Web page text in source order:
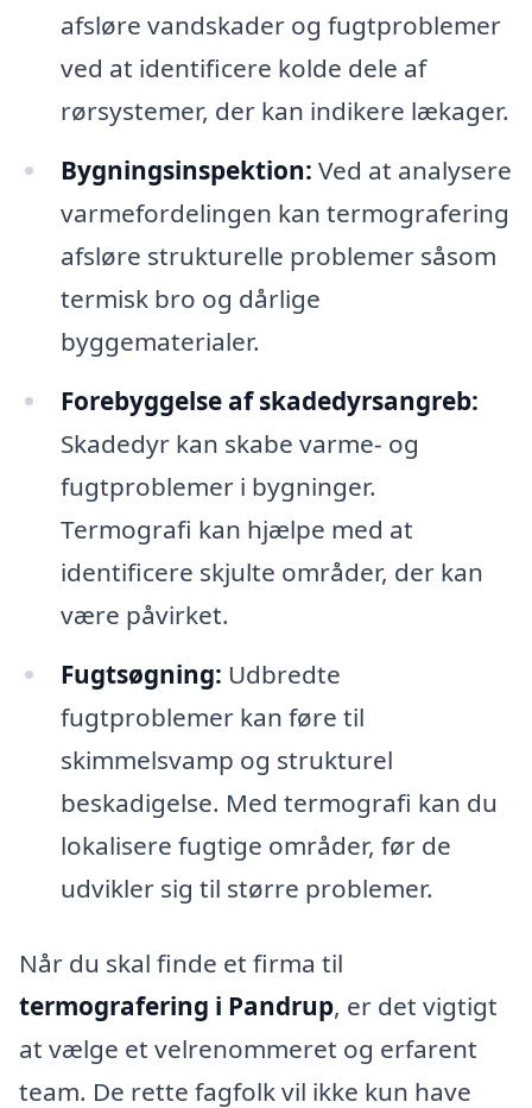
afsløre vandskader og fugtproblemer
ved at identificere kolde dele af
rørsystemer, der kan indikere lækager.
Bygningsinspektion: Ved at analysere
varmefordelingen kan termografering
afsløre strukturelle problemer såsom
termisk bro og dårlige
byggematerialer.
Forebyggelse af skadedyrsangreb:
Skadedyr kan skabe varme- og
fugtproblemer i bygninger.
Termografi kan hjælpe med at
identificere skjulte områder, der kan
være påvirket.
Fugtsøgning: Udbredte
fugtproblemer kan føre til
skimmelsvamp og strukturel
beskadigelse. Med termografi kan du
lokalisere fugtige områder, før de
udvikler sig til større problemer.
Når du skal finde et firma til
termografering i Pandrup, er det vigtigt
at vælge et velrenommeret og erfarent
team. De rette fagfolk vil ikke kun have